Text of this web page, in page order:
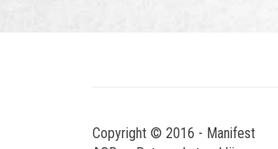
Copyright © 2016 - Manifest